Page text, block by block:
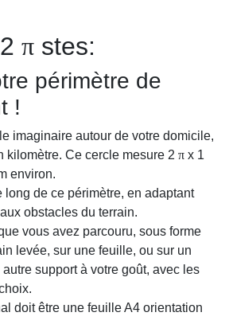
π stes:
périmètre de
!
imaginaire autour de votre domicile,
kilomètre. Ce cercle mesure 2 π x 1
environ.
long de ce périmètre, en adaptant
obstacles du terrain.
vous avez parcouru, sous forme
levée, sur une feuille, ou sur un
support à votre goût, avec les
doit être une feuille A4 orientation